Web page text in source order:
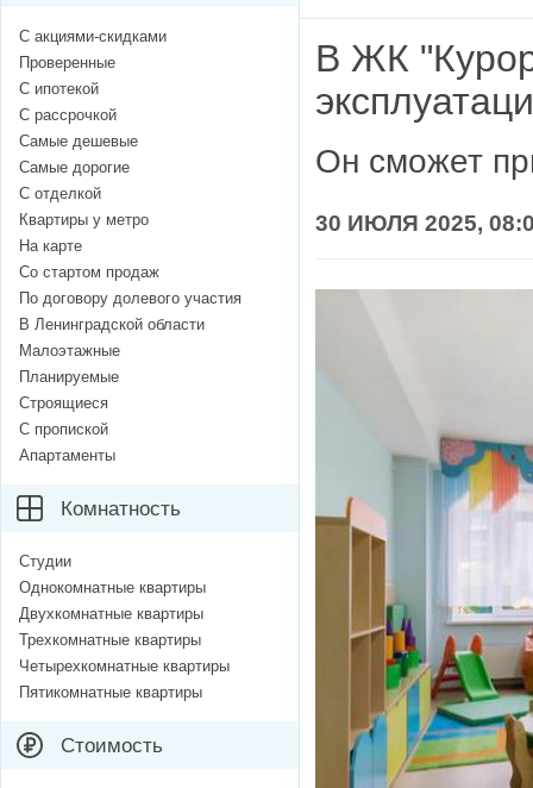
В ЖК
Он сможет
30 ИЮЛЯ 2025,
С акциями-скидками
Проверенные
С ипотекой
С рассрочкой
Самые дешевые
Самые дорогие
С отделкой
Квартиры у метро
На карте
Со стартом продаж
По договору долевого участия
В Ленинградской области
Малоэтажные
Планируемые
Строящиеся
С пропиской
Апартаменты
Комнатность
Студии
Однокомнатные квартиры
Двухкомнатные квартиры
Трехкомнатные квартиры
Четырехкомнатные квартиры
Пятикомнатные квартиры
Стоимость